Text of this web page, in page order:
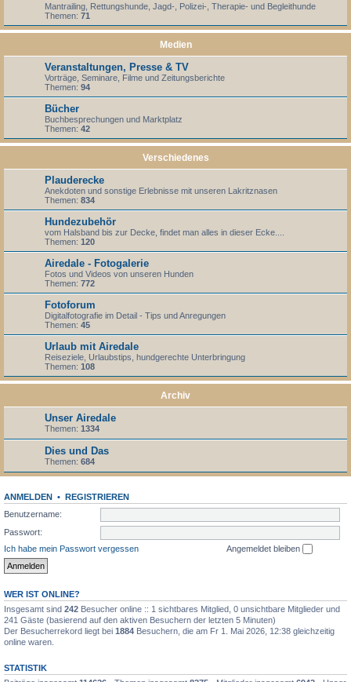
Mantrailing, Rettungshunde, Jagd-, Polizei-, Therapie- und Begleithunde
Themen: 71
Medien
Veranstaltungen, Presse & TV
Vorträge, Seminare, Filme und Zeitungsberichte
Themen: 94
Bücher
Buchbesprechungen und Marktplatz
Themen: 42
Verschiedenes
Plauderecke
Anekdoten und sonstige Erlebnisse mit unseren Lakritznasen
Themen: 834
Hundezubehör
vom Halsband bis zur Decke, findet man alles in dieser Ecke....
Themen: 120
Airedale - Fotogalerie
Fotos und Videos von unseren Hunden
Themen: 772
Fotoforum
Digitalfotografie im Detail - Tips und Anregungen
Themen: 45
Urlaub mit Airedale
Reiseziele, Urlaubstips, hundgerechte Unterbringung
Themen: 108
Archiv
Unser Airedale
Themen: 1334
Dies und Das
Themen: 684
ANMELDEN • REGISTRIEREN
Benutzername:
Passwort:
Ich habe mein Passwort vergessen
Angemeldet bleiben
WER IST ONLINE?
Insgesamt sind 242 Besucher online :: 1 sichtbares Mitglied, 0 unsichtbare Mitglieder und
241 Gäste (basierend auf den aktiven Besuchern der letzten 5 Minuten)
Der Besucherrekord liegt bei 1884 Besuchern, die am Fr 1. Mai 2026, 12:38 gleichzeitig
online waren.
STATISTIK